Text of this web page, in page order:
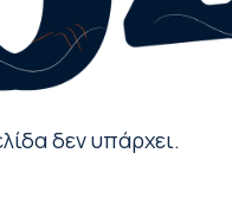
δεν υπάρχει.